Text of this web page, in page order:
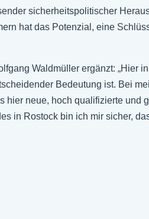
sicherheitspolitischer
hat das Potenzial, eine
Waldmüller ergänzt: „Hier
Bedeutung ist. Bei
neue, hoch qualifizierte und
in Rostock bin ich mir sicher,